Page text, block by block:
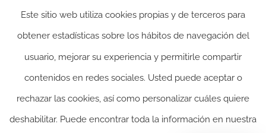
Este sitio web utiliza cookies propias y de terceros para
obtener estadísticas sobre los hábitos de navegación del
usuario, mejorar su experiencia y permitirle compartir
contenidos en redes sociales. Usted puede aceptar o
rechazar las cookies, así como personalizar cuáles quiere
deshabilitar. Puede encontrar toda la información en nuestra